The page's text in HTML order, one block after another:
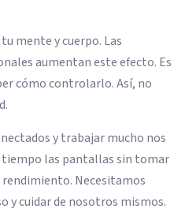
mente y cuerpo. Las
aumentan este efecto. Es
cómo controlarlo. Así, no
y trabajar mucho nos
tiempo las pantallas sin tomar
Necesitamos
y cuidar de nosotros mismos.